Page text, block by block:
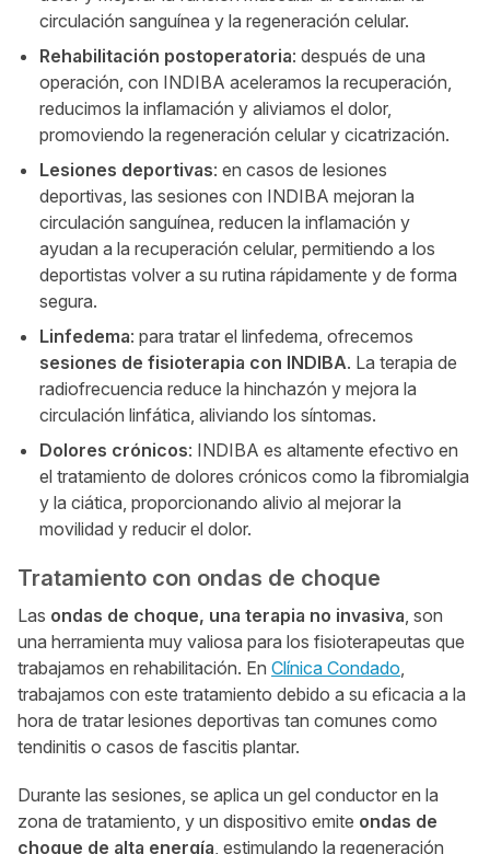
circulación sanguínea y la regeneración celular.
Rehabilitación postoperatoria: después de una
operación, con INDIBA aceleramos la recuperación,
reducimos la inflamación y aliviamos el dolor,
promoviendo la regeneración celular y cicatrización.
Lesiones deportivas: en casos de lesiones
deportivas, las sesiones con INDIBA mejoran la
circulación sanguínea, reducen la inflamación y
ayudan a la recuperación celular, permitiendo a los
deportistas volver a su rutina rápidamente y de forma
segura.
Linfedema: para tratar el linfedema, ofrecemos
sesiones de fisioterapia con INDIBA. La terapia de
radiofrecuencia reduce la hinchazón y mejora la
circulación linfática, aliviando los síntomas.
Dolores crónicos: INDIBA es altamente efectivo en
el tratamiento de dolores crónicos como la fibromialgia
y la ciática, proporcionando alivio al mejorar la
movilidad y reducir el dolor.
Tratamiento con ondas de choque
Las ondas de choque, una terapia no invasiva , son
una herramienta muy valiosa para los fisioterapeutas que
trabajamos en rehabilitación. En Clínica Condado
trabajamos con este tratamiento debido a su eficacia a la
hora de tratar lesiones deportivas tan comunes como
tendinitis o casos de fascitis plantar.
Durante las sesiones, se aplica un gel conductor en la
zona de tratamiento, y un dispositivo emite ondas de
choque de alta energía , estimulando la regeneración